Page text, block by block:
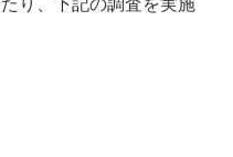
り、下記の調査を実施